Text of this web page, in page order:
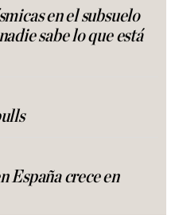
en el subsuelo
sabe lo que está
España crece en